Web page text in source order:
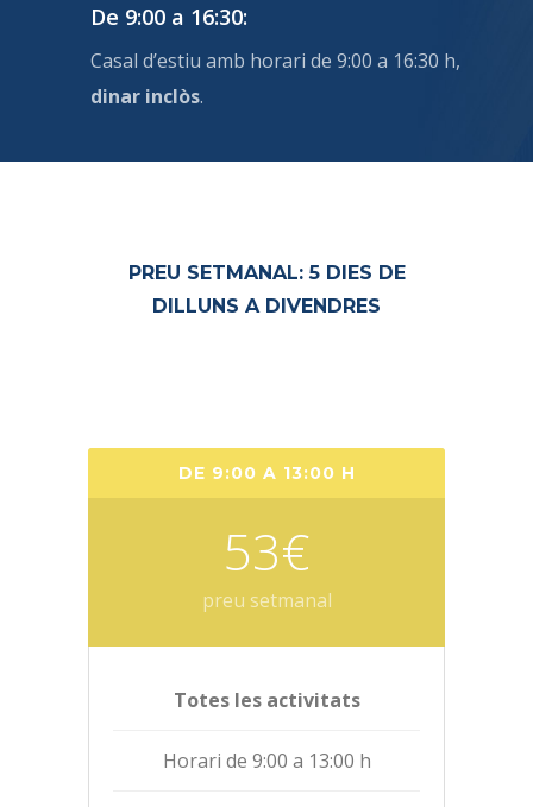
De 9:00 a 16:30:
Casal d’estiu amb horari de 9:00 a 16:30 h,
dinar inclòs.
PREU SETMANAL: 5 DIES DE
DILLUNS A DIVENDRES
DE 9:00 A 13:00 H
53€
preu setmanal
Totes les activitats
Horari de 9:00 a 13:00 h